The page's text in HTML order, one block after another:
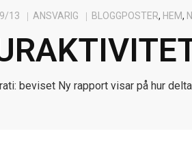
13 ANSVARIG BLOGGPOSTER, HEM,
beviset Ny rapport visar på hur